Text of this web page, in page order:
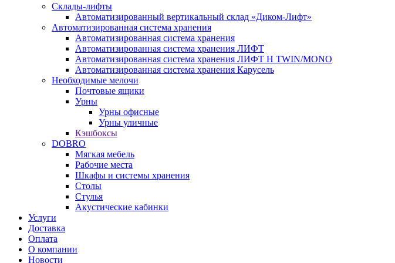
Склады-лифты
Автоматизированный вертикальный склад «Диком-Лифт»
Автоматизированная система хранения
Автоматизированная система хранения
Автоматизированная система хранения ЛИФТ
Автоматизированная система хранения ЛИФТ H TWIN/MONO
Автоматизированная система хранения Карусель
Необходимые мелочи
Почтовые ящики
Урны
Урны офисные
Урны уличные
Кэшбоксы
DOBRO
Мягкая мебель
Рабочие места
Шкафы и системы хранения
Столы
Стулья
Акустические кабинки
Услуги
Доставка
Оплата
О компании
Новости